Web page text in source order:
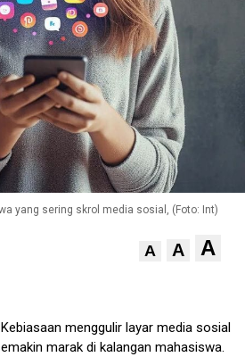
yang sering skrol media sosial, (Foto: Int)
A A A
menggulir layar media sosial
marak di kalangan mahasiswa.